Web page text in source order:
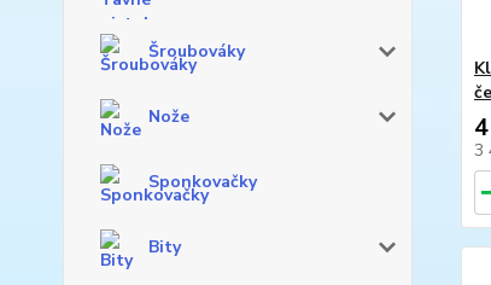
Šroubováky
Nože
Sponkovačky
Bity
3